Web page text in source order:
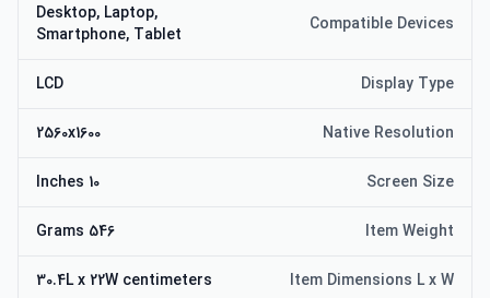
Compatible Devices
Desktop, Laptop,
Smartphone, Tablet
Display Type
LCD
Native Resolution
2560x1600
Screen Size
10 Inches
Item Weight
546 Grams
Item Dimensions L x W
30.4L x 22W centimeters